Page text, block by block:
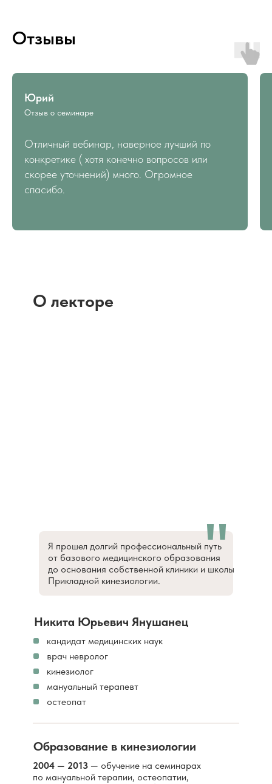
Отзывы
Юрий
Отзыв о семинаре
Отличный вебинар, наверное лучший по
конкретике ( хотя конечно вопросов или
скорее уточнений) много. Огромное
спасибо.
О лекторе
Никита Юрьевич Янушанец
"
Я прошел долгий профессиональный путь
от базового медицинского образования
до основания собственной клиники и школы
Прикладной кинезиологии.
кандидат медицинских наук
кинезиолог
остеопат
врач невролог
мануальный терапевт
Образование в кинезиологии
2004 — 2013 — обучение на семинарах
по мануальной терапии, остеопатии,